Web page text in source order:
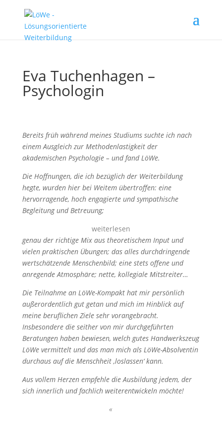
Eva Tuchenhagen –
Psychologin
Bereits früh während meines Studiums suchte ich nach
einem Ausgleich zur Methodenlastigkeit der
akademischen Psychologie – und fand LöWe.
Die Hoffnungen, die ich bezüglich der Weiterbildung
hegte, wurden hier bei Weitem übertroffen: eine
hervorragende, hoch engagierte und sympathische
Begleitung und Betreuung;
weiterlesen
genau der richtige Mix aus theoretischem Input und
vielen praktischen Übungen; das alles durchdringende
wertschätzende Menschenbild; eine stets offene und
anregende Atmosphäre; nette, kollegiale Mitstreiter…
Die Teilnahme an LöWe-Kompakt hat mir persönlich
außerordentlich gut getan und mich im Hinblick auf
meine beruflichen Ziele sehr vorangebracht.
Insbesondere die seither von mir durchgeführten
Beratungen haben bewiesen, welch gutes Handwerkszeug
LöWe vermittelt und das man mich als LöWe-Absolventin
durchaus auf die Menschheit ‚loslassen‘ kann.
Aus vollem Herzen empfehle die Ausbildung jedem, der
sich innerlich und fachlich weiterentwickeln möchte!
«